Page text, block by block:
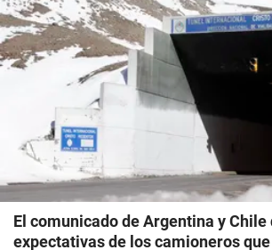
El comunicado de Argentina y Chile
expectativas de los camioneros